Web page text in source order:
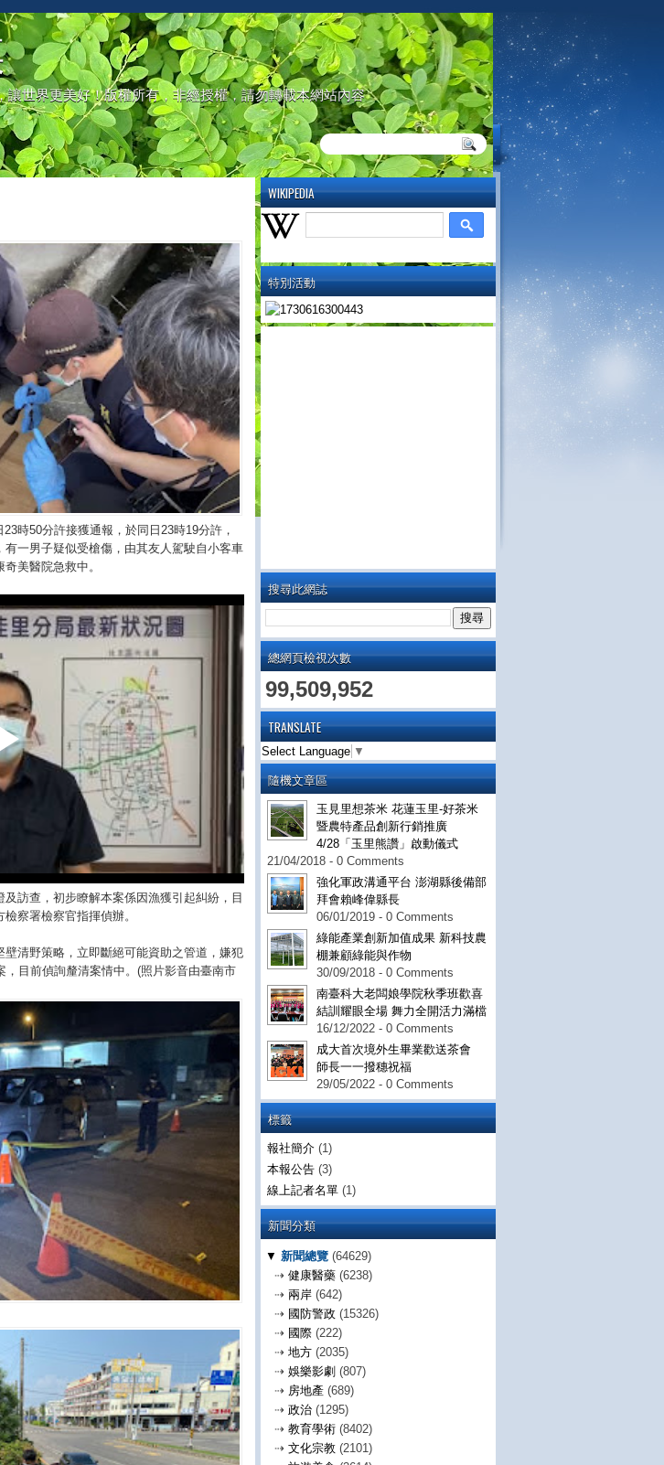
世界更美好！版權所有，非經授權，請勿轉載本網站內容
WIKIPEDIA
特別活動
搜尋此網誌
總網頁檢視次數
99,509,952
TRANSLATE
Select Language ▼
隨機文章區
玉見里想茶米 花蓮玉里-好茶米
暨農特產品創新行銷推廣
4/28「玉里熊讚」啟動儀式
21/04/2018 - 0 Comments
強化軍政溝通平台 澎湖縣後備部
拜會賴峰偉縣長
06/01/2019 - 0 Comments
綠能產業創新加值成果 新科技農
棚兼顧綠能與作物
30/09/2018 - 0 Comments
南臺科大老闆娘學院秋季班歡喜
結訓耀眼全場 舞力全開活力滿檔
16/12/2022 - 0 Comments
成大首次境外生畢業歡送茶會
師長一一撥穗祝福
29/05/2022 - 0 Comments
標籤
報社簡介 (1)
本報公告 (3)
線上記者名單 (1)
新聞分類
▼ 新聞總覽 (64629)
⇢ 健康醫藥 (6238)
⇢ 兩岸 (642)
⇢ 國防警政 (15326)
⇢ 國際 (222)
⇢ 地方 (2035)
⇢ 娛樂影劇 (807)
⇢ 房地產 (689)
⇢ 政治 (1295)
⇢ 教育學術 (8402)
⇢ 文化宗教 (2101)
時50分許接獲通報，於同日23時19分許，
一男子疑似受槍傷，由其友人駕駛自小客車
美醫院急救中。
訪查，初步瞭解本案係因漁獲引起糾紛，目
察署檢察官指揮偵辦。
清野策略，立即斷絕可能資助之管道，嫌犯
目前偵詢釐清案情中。(照片影音由臺南市